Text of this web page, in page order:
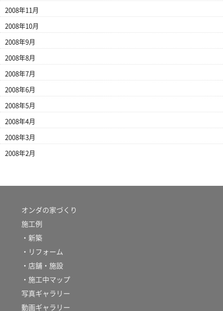
2008年11月
2008年10月
2008年9月
2008年8月
2008年7月
2008年6月
2008年5月
2008年4月
2008年3月
2008年2月
オンダの家づくり
施工例
・新築
・リフォーム
・店舗・施設
・施工中マップ
写真ギャラリー
動画ギャラリー